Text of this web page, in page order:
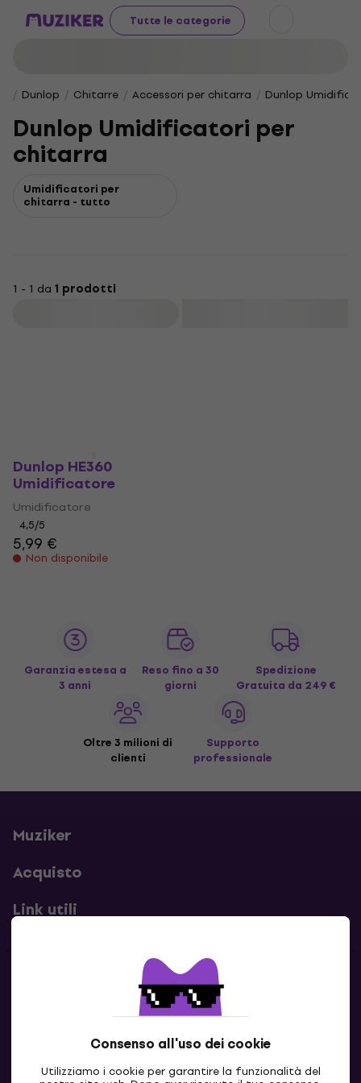
Tutte le categorie
Consenso all'uso dei cookie
Utilizziamo i cookie per garantire la funzionalità del
Dunlop Chitarre Accessori per chitarra Dunlop
Dunlop Umidificatori per
chitarra
Umidificatori per
chitarra - tutto
1 - 1 da 1 prodotti
Dunlop HE360
Umidificatore
Umidificatore
4,5/5
5,99 €
Non disponibile
Garanzia estesa a
3 anni
Reso fino a 30
giorni
Spedizione
Gratuita da 249 €
Oltre 3 milioni di
clienti
Supporto
professionale
Muziker
Acquisto
Link utili
Contatti
Contattaci